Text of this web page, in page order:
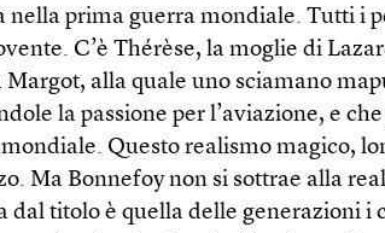
nella prima guerra mondiale. Tutti i
C’è Thérèse, la moglie di
Margot, alla quale uno sciamano
la passione per l’aviazione, e
Questo realismo magico,
Ma Bonnefoy non si sottrae alla
dal titolo è quella delle generazioni i